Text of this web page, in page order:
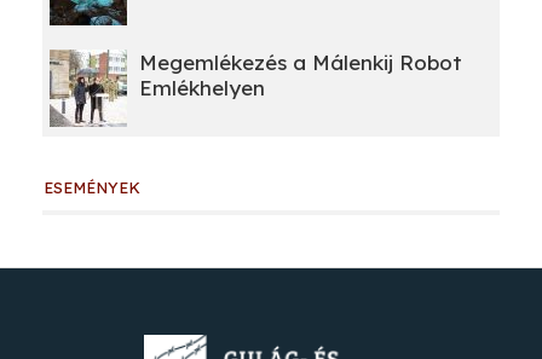
Megemlékezés a Málenkij Robot
Emlékhelyen
ESEMÉNYEK